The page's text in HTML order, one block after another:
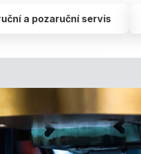
a pozaruční servis